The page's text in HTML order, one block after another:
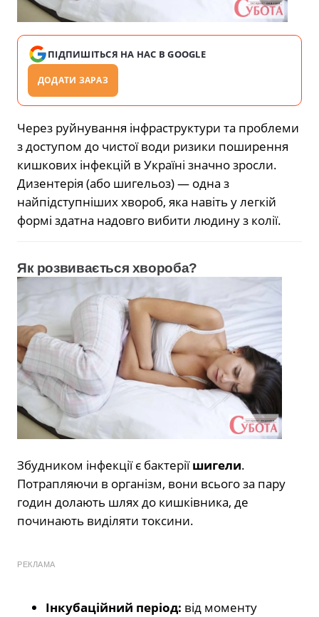
ПІДПИШІТЬСЯ НА НАС В GOOGLE
ДОДАТИ ЗАРАЗ
Через руйнування інфраструктури та проблеми
з доступом до чистої води ризики поширення
кишкових інфекцій в Україні значно зросли.
Дизентерія (або шигельоз) — одна з
найпідступніших хвороб, яка навіть у легкій
формі здатна надовго вибити людину з колії.
Як розвивається хвороба?
Збудником інфекції є бактеріїшигели.
Потрапляючи в організм, вони всього за пару
годин долають шлях до кишківника, де
починають виділяти токсини.
РЕКЛАМА
Інкубаційний період: від моменту